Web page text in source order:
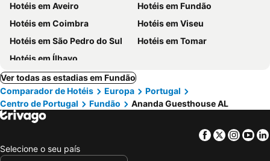
Hotéis em Aveiro
Hotéis em Fundão
Hotéis em Coimbra
Hotéis em Viseu
Hotéis em São Pedro do Sul
Hotéis em Tomar
Hotéis em Ílhavo
Ver todas as estadias em Fundão
Comparador de Hotéis
Europa
Portugal
Centro de Portugal
Fundão Ananda Guesthouse AL
Facebook
Twitter
Selecione o seu país